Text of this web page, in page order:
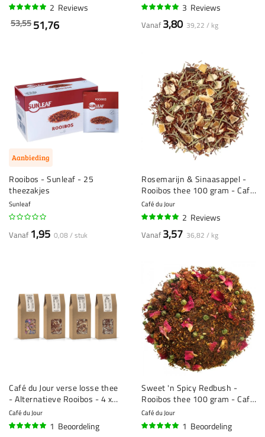
2 Reviews
51,76
53,55
3 Reviews
Vanaf 3,80 39,22 / kg
Aanbieding
Rooibos - Sunleaf - 25
theezakjes
Sunleaf
Vanaf 1,95 0,08 / stuk
Rosemarijn & Sinaasappel -
Rooibos thee 100 gram - Café
du Jour losse thee
Café du Jour
2 Reviews
Vanaf 3,57 36,82 / kg
Café du Jour verse losse thee
- Alternatieve Rooibos - 4 x
100 gram
Café du Jour
1 Beoordeling
Sweet 'n Spicy Redbush -
Rooibos thee 100 gram - Café
du Jour losse thee
Café du Jour
1 Beoordeling